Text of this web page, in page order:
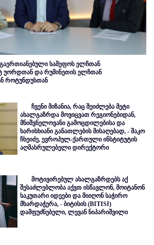
სამეფოს ელჩთან
უორდთან და რუმინეთის ელჩთან
როტუნდუსთან
ჩვენი მიზანია, რაც შეიძლება მეტი
ახალგაზრდა მოვიცვათ რეგიონებიდან,
მნიშვნელოვანი გამოცდილებისა და
ხარისხიანი განათლების მისაღებად, - შაკო
ჩხეიძე, ევროპულ-ქართული ინსტიტუტის
აღმასრულებელი დირექტორი
მოტივირებულ ახალგაზრდებს აქ
შესაძლებლობა აქვთ ისწავლონ, მოიტანონ
საკუთარი იდეები და მიიღონ საჭირო
მხარდაჭერა, - ბიტისის (BITISI)
დამფუძნებელი, ლევან ნიპარიშვილი